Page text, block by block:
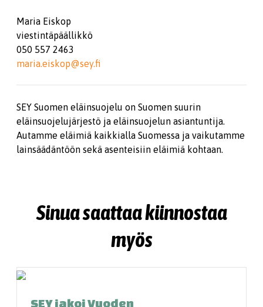
Maria Eiskop
viestintäpäällikkö
050 557 2463
maria.eiskop@sey.fi
SEY Suomen eläinsuojelu on Suomen suurin
eläinsuojelujärjestö ja eläinsuojelun asiantuntija.
Autamme eläimiä kaikkialla Suomessa ja vaikutamme
lainsäädäntöön sekä asenteisiin eläimiä kohtaan.
Sinua saattaa kiinnostaa
myös
SEY jakoi Vuoden